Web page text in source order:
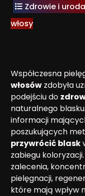
Zdrowie i uroda
włosy
Współczesna
włosów zdobyła
podejściu do
naturalnego
informacji
poszukujących
przywrócić blask
zabiegu
zalecenia,
pielęgnacji,
które mają wpływ